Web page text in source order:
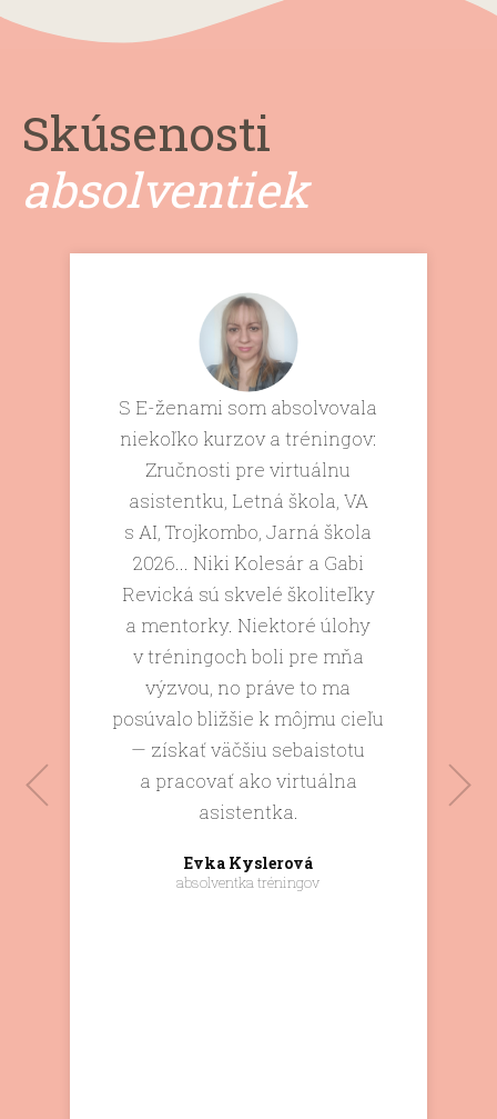
Skúsenosti
absolventiek
S E-ženami som absolvovala
niekoľko kurzov a tréningov:
Zručnosti pre virtuálnu
asistentku, Letná škola, VA
s AI, Trojkombo, Jarná škola
2026... Niki Kolesár a Gabi
Revická sú skvelé školiteľky
a mentorky. Niektoré úlohy
v tréningoch boli pre mňa
výzvou, no práve to ma
posúvalo bližšie k môjmu cieľu
— získať väčšiu sebaistotu
a pracovať ako virtuálna
asistentka.
Evka Kyslerová
absolventka tréningov
Veronika Tarhovická
virtuálna asistentka
Alena Pivarčiová
absolventka tréningu
Miriam Halasová
absolventka tréningu